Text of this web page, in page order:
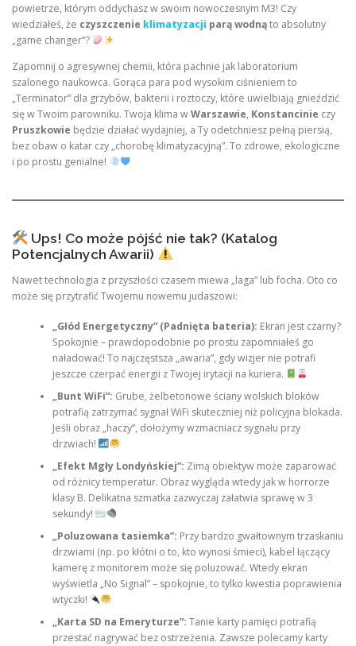
powietrze, którym oddychasz w swoim nowoczesnym M3! Czy
wiedziałeś, że czyszczenie klimatyzacji parą wodnąto absolutny
„game changer”?
Zapomnij o agresywnej chemii, która pachnie jak laboratorium
szalonego naukowca. Gorąca para pod wysokim ciśnieniem to
„Terminator” dla grzybów, bakterii i roztoczy, które uwielbiają gnieździć
się w Twoim parowniku. Twoja klima wWarszawie, Konstancinie czy
Pruszkowie będzie działać wydajniej, a Ty odetchniesz pełną piersią,
bez obaw o katar czy „chorobę klimatyzacyjną”. To zdrowe, ekologiczne
i po prostu genialne!
Ups! Co może pójść nie tak? (Katalog
Potencjalnych Awarii)
Nawet technologia z przyszłości czasem miewa „laga” lub focha. Oto co
może się przytrafić Twojemu nowemu judaszowi:
„Głód Energetyczny” (Padnięta bateria): Ekran jest czarny?
Spokojnie – prawdopodobnie po prostu zapomniałeś go
naładować! To najczęstsza „awaria”, gdy wizjer nie potrafi
jeszcze czerpać energii z Twojej irytacji na kuriera.
„Bunt WiFi”: Grube, żelbetonowe ściany wolskich bloków
potrafią zatrzymać sygnał WiFi skuteczniej niż policyjna blokada.
Jeśli obraz „haczy”, dołożymy wzmacniacz sygnału przy
drzwiach!
„Efekt Mgły Londyńskiej”: Zimą obiektyw może zaparować
od różnicy temperatur. Obraz wygląda wtedy jak w horrorze
klasy B. Delikatna szmatka zazwyczaj załatwia sprawę w 3
sekundy!
„Poluzowana tasiemka”: Przy bardzo gwałtownym trzaskaniu
drzwiami (np. po kłótni o to, kto wynosi śmieci), kabel łączący
kamerę z monitorem może się poluzować. Wtedy ekran
wyświetla „No Signal” – spokojnie, to tylko kwestia poprawienia
wtyczki!
„Karta SD na Emeryturze”: Tanie karty pamięci potrafią
przestać nagrywać bez ostrzeżenia. Zawsze polecamy karty